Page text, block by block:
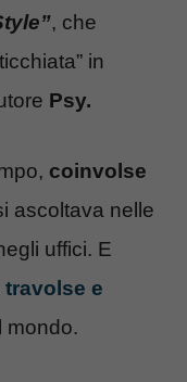
, che
in
Psy.
coinvolse
ascoltava nelle
uffici. E
travolse e
mondo.